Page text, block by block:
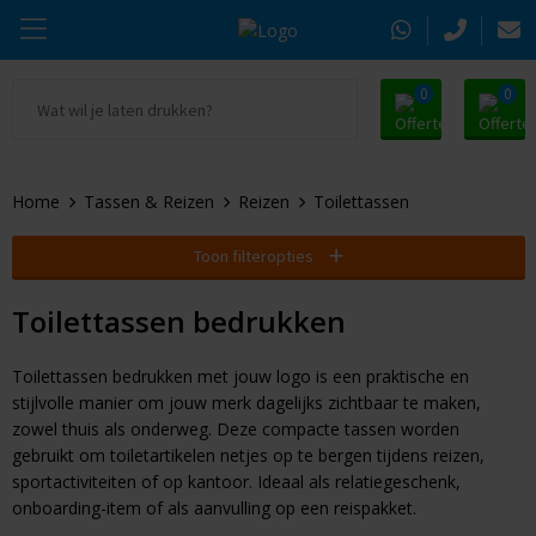
0 0
Drinkwaren
Kleding & Textiel
Tassen & Reizen
Elektronica & Gadgets
Beurs & Event
Sleutelhangers & Tools
Alle promosnoepje
Zomer
Kerst
Eindejaarsgeschenken
Alle geefmomenten
Thule
Alle merken
Home Tassen & Reizen Reizen Toilettassen
Toon filteropties
Toilettassen bedrukken
Toilettassen bedrukken met jouw logo is een praktische en
stijlvolle manier om jouw merk dagelijks zichtbaar te maken,
zowel thuis als onderweg. Deze compacte tassen worden
gebruikt om toiletartikelen netjes op te bergen tijdens reizen,
sportactiviteiten of op kantoor. Ideaal als relatiegeschenk,
onboarding-item of als aanvulling op een reispakket.